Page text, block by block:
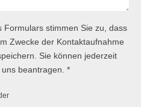
Formulars stimmen Sie zu, dass
Zwecke der Kontaktaufnahme
Sie können jederzeit
beantragen.